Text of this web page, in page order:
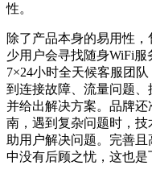
性。
除了产品本身的易用性
少用户会寻找随身WiFi
7×24小时全天候客服团
到连接故障、流量问题
并给出解决方案。品牌
南，遇到复杂问题时，
助用户解决问题。完善
中没有后顾之忧，这也是